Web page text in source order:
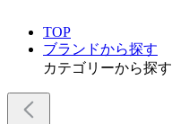
TOP
ブランドから探す
カテゴリーから探す